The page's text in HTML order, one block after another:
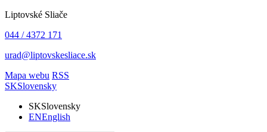
Liptovské Sliače
044 / 4372 171
urad@liptovskesliace.sk
Mapa webu RSS
SKSlovensky
SKSlovensky
ENEnglish